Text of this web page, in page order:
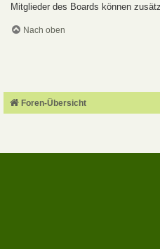
Mitglieder des Boards können
Nach oben
Foren-Übersicht